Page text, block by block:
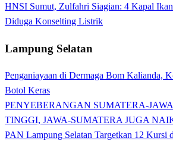
HNSI Sumut, Zulfahri Siagian: 4 Kapal
Diduga Konselting Listrik
Lampung Selatan
Penganiayaan di Dermaga Bom Kalianda,
Botol Keras
PENYEBERANGAN SUMATERA-
TINGGI, JAWA-SUMATERA JUGA
PAN Lampung Selatan Targetkan 12 Kursi